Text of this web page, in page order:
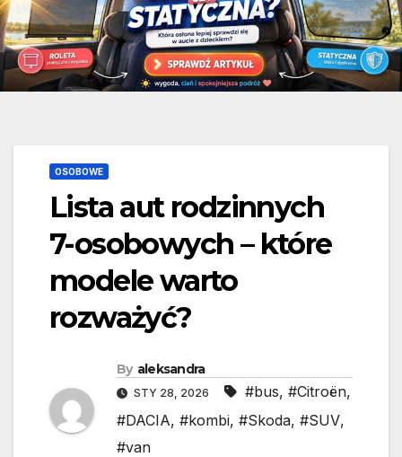
OSOBOWE
Lista aut rodzinnych
7-osobowych – które
modele warto
rozważyć?
By aleksandra
STY 28, 2026 #bus, #Citroën,
#DACIA, #kombi, #Skoda, #SUV,
#van